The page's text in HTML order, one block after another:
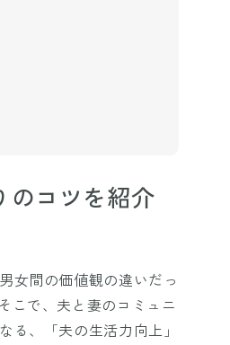
のコツを紹介
女間の価値観の違いだっ
で、夫と妻のコミュニ
る、「夫の生活力向上」